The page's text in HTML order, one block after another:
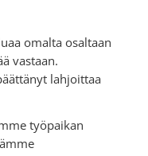
omalta osaltaan
vastaan.
lahjoittaa
työpaikan